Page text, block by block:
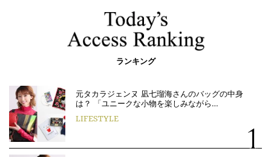
ランキング
元タカラジェンヌ 凪七瑠海さんのバッグの中身
は？ 「ユニークな小物を楽しみながら…
LIFESTYLE